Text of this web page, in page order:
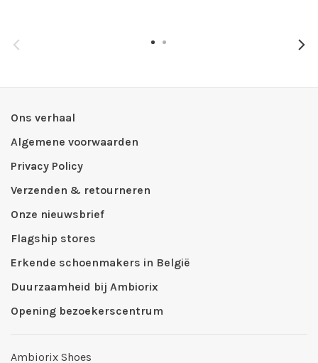
Ons verhaal
Algemene voorwaarden
Privacy Policy
Verzenden & retourneren
Onze nieuwsbrief
Flagship stores
Erkende schoenmakers in België
Duurzaamheid bij Ambiorix
Opening bezoekerscentrum
Ambiorix Shoes